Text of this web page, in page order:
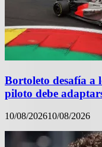
Bortoleto desafía a
piloto debe
10/08/202610/08/2026